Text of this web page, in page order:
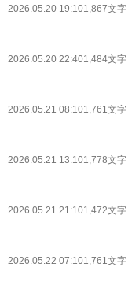
2026.05.20 19:101,867文字
2026.05.20 22:401,484文字
2026.05.21 08:101,761文字
2026.05.21 13:101,778文字
2026.05.21 21:101,472文字
2026.05.22 07:101,761文字